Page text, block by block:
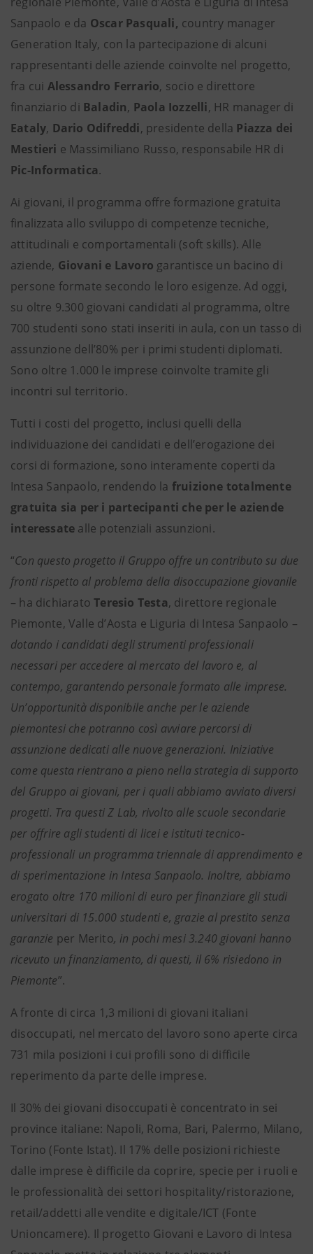
Sanpaolo e da Oscar Pasquali, country manager
Generation Italy, con la partecipazione di alcuni
rappresentanti delle aziende coinvolte nel progetto,
fra cui Alessandro Ferrario, socio e direttore
finanziario di Baladin, Paola Iozzelli, HR manager di
Eataly, Dario Odifreddi, presidente della Piazza dei
Mestieri e Massimiliano Russo, responsabile HR di
Pic-Informatica.
Ai giovani, il programma offre formazione gratuita
finalizzata allo sviluppo di competenze tecniche,
attitudinali e comportamentali (soft skills). Alle
aziende, Giovani e Lavoro garantisce un bacino di
persone formate secondo le loro esigenze. Ad oggi,
su oltre 9.300 giovani candidati al programma, oltre
700 studenti sono stati inseriti in aula, con un tasso di
assunzione dell’80% per i primi studenti diplomati.
Sono oltre 1.000 le imprese coinvolte tramite gli
incontri sul territorio.
Tutti i costi del progetto, inclusi quelli della
individuazione dei candidati e dell’erogazione dei
corsi di formazione, sono interamente coperti da
Intesa Sanpaolo, rendendo la fruizione totalmente
gratuita sia per i partecipanti che per le aziende
interessate alle potenziali assunzioni.
“Con questo progetto il Gruppo offre un contributo su due
fronti rispetto al problema della disoccupazione giovanile
– ha dichiaratoTeresio Testa, direttore regionale
Piemonte, Valle d’Aosta e Liguria di Intesa Sanpaolo –
dotando i candidati degli strumenti professionali
necessari per accedere al mercato del lavoro e, al
contempo, garantendo personale formato alle imprese.
Un’opportunità disponibile anche per le aziende
piemontesi che potranno così avviare percorsi di
assunzione dedicati alle nuove generazioni. Iniziative
come questa rientrano a pieno nella strategia di supporto
del Gruppo ai giovani, per i quali abbiamo avviato diversi
progetti. Tra questi Z Lab, rivolto alle scuole secondarie
per offrire agli studenti di licei e istituti tecnico-
professionali un programma triennale di apprendimento e
di sperimentazione in Intesa Sanpaolo. Inoltre, abbiamo
erogato oltre 170 milioni di euro per finanziare gli studi
universitari di 15.000 studenti e, grazie al prestito senza
garanzie per Merito, in pochi mesi 3.240 giovani hanno
ricevuto un finanziamento, di questi, il 6% risiedono in
Piemonte”.
A fronte di circa 1,3 milioni di giovani italiani
disoccupati, nel mercato del lavoro sono aperte circa
731 mila posizioni i cui profili sono di difficile
reperimento da parte delle imprese.
Il 30% dei giovani disoccupati è concentrato in sei
province italiane: Napoli, Roma, Bari, Palermo, Milano,
Torino (Fonte Istat). Il 17% delle posizioni richieste
dalle imprese è difficile da coprire, specie per i ruoli e
le professionalità dei settori hospitality/ristorazione,
retail/addetti alle vendite e digitale/ICT (Fonte
Unioncamere). Il progetto Giovani e Lavoro di Intesa